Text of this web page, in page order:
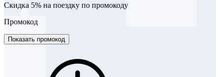
Скидка 5% на поездку по промокоду
Промокод
Показать промокод